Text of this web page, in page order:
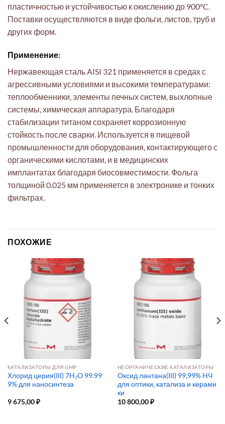
пластичностью и устойчивостью к окислению до 900°C.
Поставки осуществляются в виде фольги, листов, труб и
других форм.
Применение:
Нержавеющая сталь AISI 321 применяется в средах с
агрессивными условиями и высокими температурами:
теплообменники, элементы печных систем, выхлопные
системы, химическая аппаратура. Благодаря
стабилизации титаном сохраняет коррозионную
стойкость после сварки. Используется в пищевой
промышленности для оборудования, контактирующего с
органическими кислотами, и в медицинских
имплантатах благодаря биосовместимости. Фольга
толщиной 0.025 мм применяется в электронике и тонких
фильтрах.
ПОХОЖИЕ
КАТАЛИЗАТОРЫ ДЛЯ GMP
Хлорид церия(III) 7H₂O 99.99
9% для наносинтеза
9 675,00₽
НЕОРГАНИЧЕСКИЕ КАТАЛИЗАТОРЫ
Оксид лантана(III) 99,99% HЧ
для оптики, катализа и керами
ки
10 800,00₽